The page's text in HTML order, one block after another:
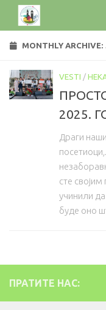
MONTHLY ARCHIVE:
VESTI /
2025.
Драги
сте
учинили
буде оно
ПРАТИТЕ НАС: